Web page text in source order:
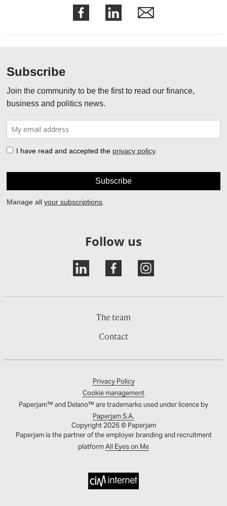
Follow us
The team
Contact
Privacy Policy
Cookie management
Paperjam™ and Delano™ are trademarks used under licence by
Paperjam S.A.
Copyright 2026 © Paperjam
Paperjam is the partner of the employer branding and recruitment
platformAll Eyes on Me